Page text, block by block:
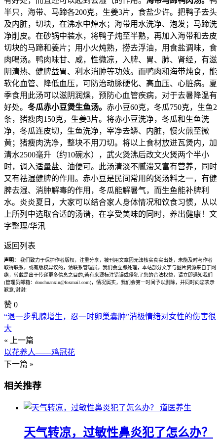
半只，海带、马蹄各200克，生姜3片，食盐少许。把鸭子去头
及内脏，切块，在沸水中焯水；海带用水洗净、泡发；马蹄洗
净削皮。在砂锅中装水，将鸭子炖至半熟，再加入海带和去皮
切块的马蹄和姜片；用小火炖熟，捞去浮油，用食盐调味，食
肉喝汤。鸭肉味甘、咸，性微凉，入脾、胃、肺、肾经，有滋
阴清热、健脾益胃、利水消肿等功效。而鸭肉和海带炖食，能
软化血管、降低血压，可防治动脉硬化、高血压、心脏病。夏
季食用此汤可以滋阴润燥，预防心血管疾病，对于去暑降温有
好处。 冬瓜赤小豆煲生鱼汤。 赤小豆60克，冬瓜750克，生鱼2
条，猪瘦肉150克，生姜3片。将赤小豆洗净，冬瓜和生鱼洗
净，冬瓜连皮切，生鱼洗净，宰净去鳞、内脏，慢火煎至微
黄；猪瘦肉洗净，整块不用刀切。将以上食材放进瓦煲内，加
清水2500毫升（约10碗水），武火煲沸后改文火煲两个半小
时，调入适量盐、油便可。此汤清淡不腻滞又富有营养，同时
又有祛湿健脾的作用。赤小豆是民间常用的煲汤料之一，有健
脾去湿、消肿解毒的作用，冬瓜能解暑气，而生鱼能补脾利
水。炎炎夏日，大家可以结合家人身体情况和饮食习惯，从以
上所列中选取合适的汤谱，在享受美味的同时，养出健康！文
字整理/华汛
返回列表
声明：
我们致力于保护作者版权，注重分享，被刊用文章因无法核实真实出处，未能及时与作者
取得联系，或有版权异议的，请联系管理员，我们会立即处理，本站部分文字与图片资源来自于网
络，转载是出于传递更多信息之目的,若有来源标注错误或侵犯了您的合法权益，请立即通知我们
(管理员邮箱：douchuanxin@foxmail.com)，情况属实，我们会第一时间予以删除，并同时向您表示
歉意,谢谢!
赞 0
“退一步乳腺增生，忍一时卵巢囊肿”消极情绪对女性的伤害很
大
« 上一篇
以花养人——鸡冠花
下一篇 »
相关推荐
道医养生
天气转凉，过敏性鼻炎犯了怎么办？